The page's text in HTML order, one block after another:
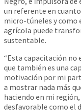
un referente en
micro-túneles y como
agrícola puede
sustentable.
“Esta capacitación no
que también es una
motivación por mi
a mostrar nada más
haciendo en mi
desfavorable como el